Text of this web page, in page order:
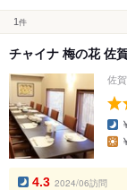
1 件
チャイナ 梅の花 佐
佐
4.3 2024/06訪問